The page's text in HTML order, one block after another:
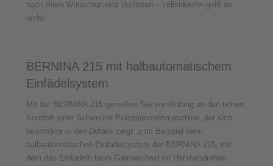
nach Ihren Wünschen und Vorlieben – individueller geht es
nicht!
BERNINA 215 mit halbautomatischem
Einfädelsystem
Mit der BERNINA 215 genießen Sie von Anfang an den hohen
Komfort einer Schweizer Präzisionsnähmaschine, der sich
besonders in den Details zeigt: zum Beispiel beim
halbautomatischen Einfädelsystem der BERNINA 215, mit
dem das Einfädeln beim Garnwechsel im Handumdrehen